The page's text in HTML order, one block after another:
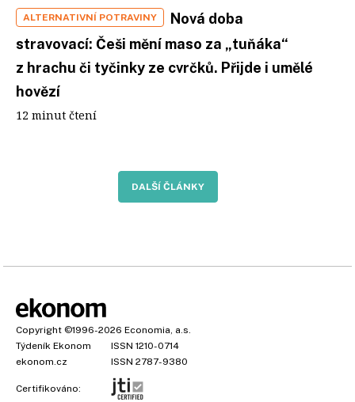
ALTERNATIVNÍ POTRAVINY
Nová doba
stravovací: Češi mění maso za „tuňáka“
z hrachu či tyčinky ze cvrčků. Přijde i umělé
hovězí
12 minut čtení
DALŠÍ ČLÁNKY
Copyright ©1996-2026 Economia, a.s.
Týdeník Ekonom
ISSN 1210-0714
ekonom.cz
ISSN 2787-9380
Certifikováno: